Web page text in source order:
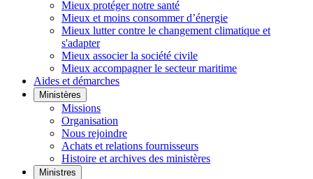
Mieux protéger notre santé
Mieux et moins consommer d’énergie
Mieux lutter contre le changement climatique et
s'adapter
Mieux associer la société civile
Mieux accompagner le secteur maritime
Aides et démarches
Ministères
Missions
Organisation
Nous rejoindre
Achats et relations fournisseurs
Histoire et archives des ministères
Ministres